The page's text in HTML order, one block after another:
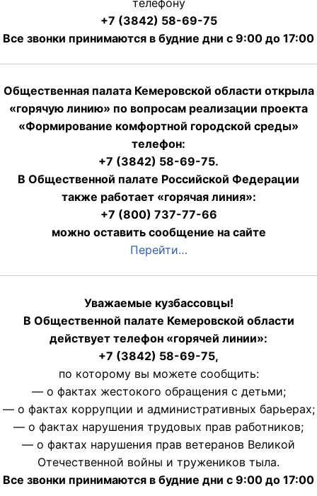
+7 (3842) 58-69-75
Все звонки принимаются в будние дни с 9:00 до 17:00
Общественная палата Кемеровской области открыла
«горячую линию» по вопросам реализации проекта
«Формирование комфортной городской среды»
телефон:
+7 (3842) 58-69-75.
В Общественной палате Российской Федерации
также работает «горячая линия»:
+7 (800) 737-77-66
можно оставить сообщение на сайте
Перейти…
Уважаемые кузбассовцы!
В Общественной палате Кемеровской области
действует телефон «горячей линии»:
+7 (3842) 58-69-75,
по которому вы можете сообщить:
— о фактах жестокого обращения с детьми;
— о фактах коррупции и административных барьерах;
— о фактах нарушения трудовых прав работников;
— о фактах нарушения прав ветеранов Великой
Отечественной войны и тружеников тыла.
Все звонки принимаются в будние дни с 9:00 до 17:00